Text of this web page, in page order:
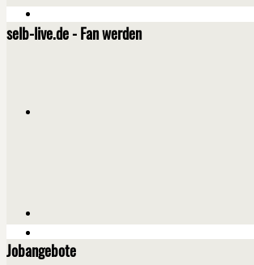
selb-live.de - Fan werden
Jobangebote